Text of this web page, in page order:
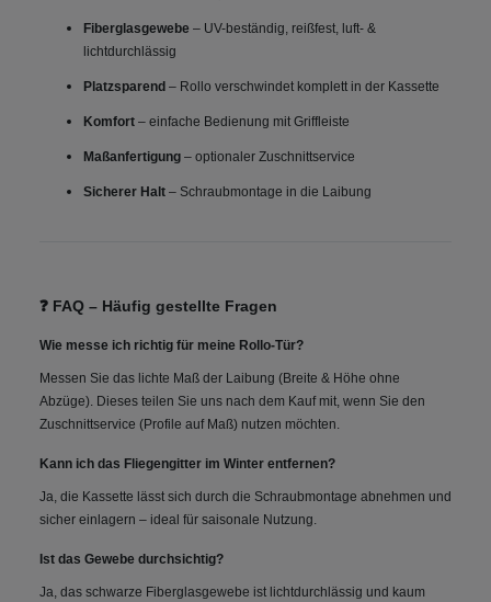
Fiberglasgewebe – UV-beständig, reißfest, luft- &
lichtdurchlässig
Platzsparend – Rollo verschwindet komplett in der Kassette
Komfort – einfache Bedienung mit Griffleiste
Maßanfertigung – optionaler Zuschnittservice
Sicherer Halt – Schraubmontage in die Laibung
❓ FAQ – Häufig gestellte Fragen
Wie messe ich richtig für meine Rollo-Tür?
Messen Sie das lichte Maß der Laibung (Breite & Höhe ohne
Abzüge). Dieses teilen Sie uns nach dem Kauf mit, wenn Sie den
Zuschnittservice (Profile auf Maß) nutzen möchten.
Kann ich das Fliegengitter im Winter entfernen?
Ja, die Kassette lässt sich durch die Schraubmontage abnehmen und
sicher einlagern – ideal für saisonale Nutzung.
Ist das Gewebe durchsichtig?
Ja, das schwarze Fiberglasgewebe ist lichtdurchlässig und kaum